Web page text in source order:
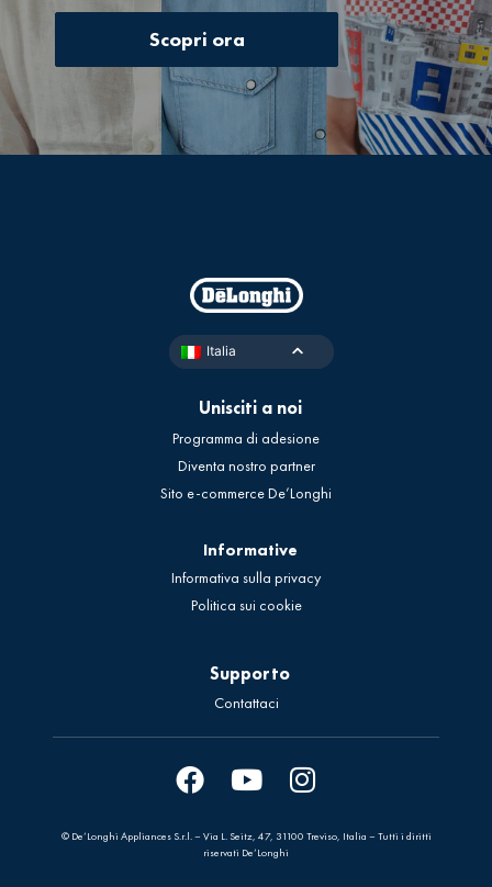
Scopri ora
Italia
Unisciti a noi
Programma di adesione
Diventa nostro partner
Sito e-commerce De’Longhi
Informative
Informativa sulla privacy
Politica sui cookie
Supporto
Contattaci
© De’Longhi Appliances S.r.l. – Via L. Seitz, 47, 31100 Treviso, Italia – Tutti i diritti
riservati De’Longhi